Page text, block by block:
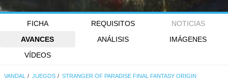
FICHA REQUISITOS
NOTICIAS
AVANCES
ANÁLISIS
IMÁGENES
VÍDEOS
VANDAL JUEGOS STRANGER OF PARADISE FINAL FANTASY ORIGIN